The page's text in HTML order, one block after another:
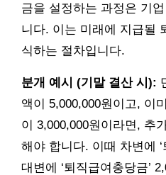
금을 설정하는 과정은 기
니다. 이는 미래에 지급될
식하는 절차입니다.
분개 예시 (기말 결산 시):
액이 5,000,000원이고, 이
이 3,000,000원이라면, 추
해야 합니다. 이때 차변에 ‘
대변에 ‘퇴직급여충당금’